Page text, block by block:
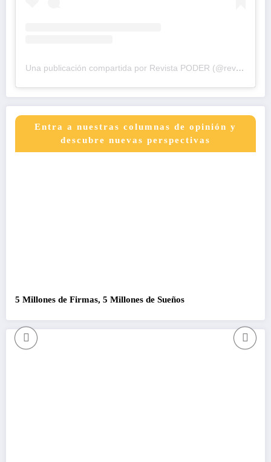
Una publicación compartida por Revista PODER (@revistapodercol)
Entra a nuestras columnas de opinión y
descubre nuevas perspectivas
5 Millones de Firmas, 5 Millones de Sueños